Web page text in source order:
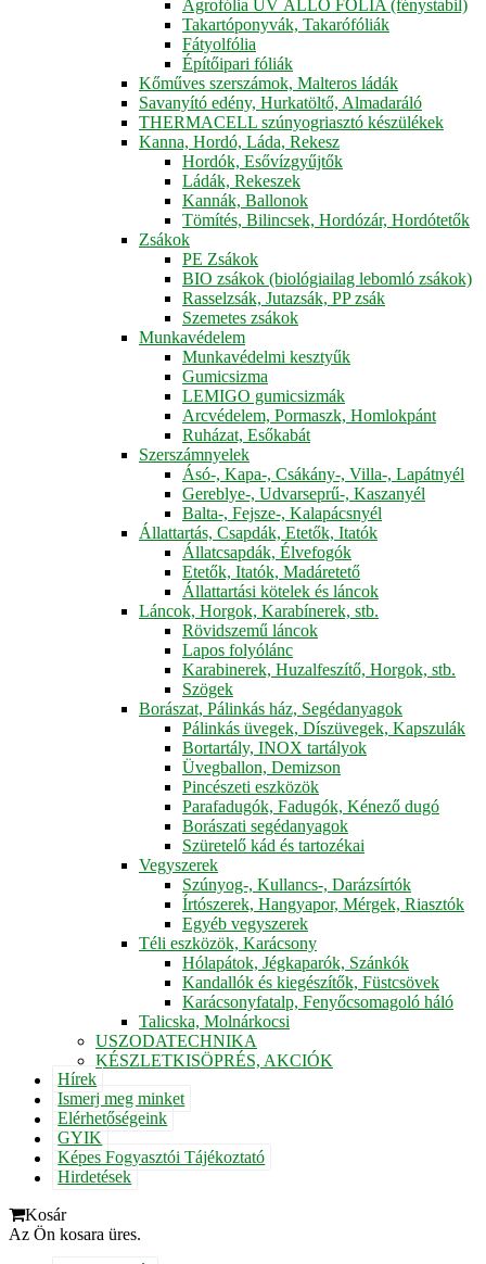
Agrofólia UV ÁLLÓ FÓLIA (fénystabil)
Takartóponyvák, Takarófóliák
Fátyolfólia
Építőipari fóliák
Kőműves szerszámok, Malteros ládák
Savanyító edény, Hurkatöltő, Almadaráló
THERMACELL szúnyogriasztó készülékek
Kanna, Hordó, Láda, Rekesz
Hordók, Esővízgyűjtők
Ládák, Rekeszek
Kannák, Ballonok
Tömítés, Bilincsek, Hordózár, Hordótetők
Zsákok
PE Zsákok
BIO zsákok (biológiailag lebomló zsákok)
Rasselzsák, Jutazsák, PP zsák
Szemetes zsákok
Munkavédelem
Munkavédelmi kesztyűk
Gumicsizma
LEMIGO gumicsizmák
Arcvédelem, Pormaszk, Homlokpánt
Ruházat, Esőkabát
Szerszámnyelek
Ásó-, Kapa-, Csákány-, Villa-, Lapátnyél
Gereblye-, Udvarseprű-, Kaszanyél
Balta-, Fejsze-, Kalapácsnyél
Állattartás, Csapdák, Etetők, Itatók
Állatcsapdák, Élvefogók
Etetők, Itatók, Madáretető
Állattartási kötelek és láncok
Láncok, Horgok, Karabínerek, stb.
Rövidszemű láncok
Lapos folyólánc
Karabinerek, Huzalfeszítő, Horgok, stb.
Szögek
Borászat, Pálinkás ház, Segédanyagok
Pálinkás üvegek, Díszüvegek, Kapszulák
Bortartály, INOX tartályok
Üvegballon, Demizson
Pincészeti eszközök
Parafadugók, Fadugók, Kénező dugó
Borászati segédanyagok
Szüretelő kád és tartozékai
Vegyszerek
Szúnyog-, Kullancs-, Darázsírtók
Írtószerek, Hangyapor, Mérgek, Riasztók
Egyéb vegyszerek
Téli eszközök, Karácsony
Hólapátok, Jégkaparók, Szánkók
Kandallók és kiegészítők, Füstcsövek
Karácsonyfatalp, Fenyőcsomagoló háló
Talicska, Molnárkocsi
USZODATECHNIKA
KÉSZLETKISÖPRÉS, AKCIÓK
Hírek
Ismerj meg minket
Elérhetőségeink
GYIK
Képes Fogyasztói Tájékoztató
Hirdetések
Kosár
Az Ön kosara üres.